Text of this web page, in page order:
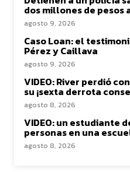
dos millones de pesos
agosto 9, 2026
Caso Loan: el
Pérez y Caillava
agosto 9, 2026
VIDEO: River perdió
su ¡sexta derrota
agosto 8, 2026
VIDEO: un estudiante
personas en una
agosto 8, 2026